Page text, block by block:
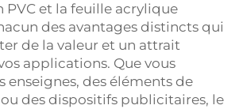
PVC et la feuille acrylique
des avantages distincts qui
de la valeur et un attrait
applications. Que vous
enseignes, des éléments de
des dispositifs publicitaires, le